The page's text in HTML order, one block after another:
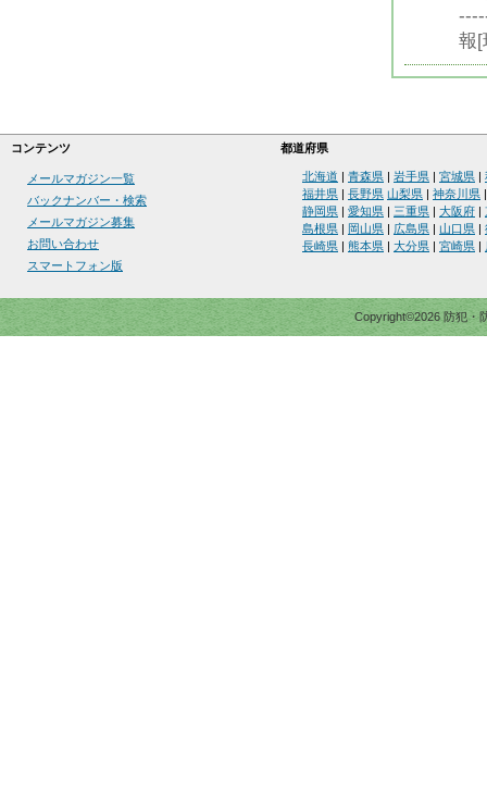
報[
コンテンツ 都道府県
メールマガジン一覧
バックナンバー・検索
メールマガジン募集
お問い合わせ
スマートフォン版
北海道 青森県 岩手県 宮城県
福井県
長野県 山梨県 神奈川県
静岡県
愛知県 三重県 大阪府
島根県
岡山県 広島県 山口県
長崎県
熊本県 大分県 宮崎県
Copyright©2026 防犯・